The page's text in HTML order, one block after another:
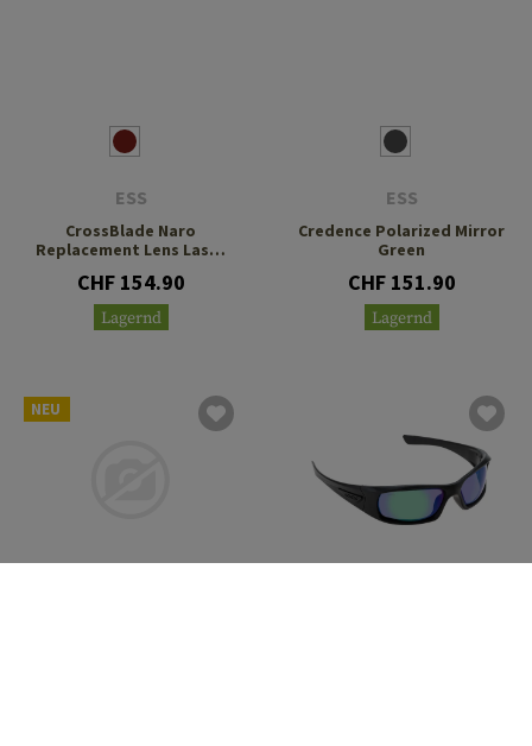
ESS
CrossBlade Naro
Replacement Lens Laser
CHF 154.90
Lagernd
ESS
Credence Polarized Mirror
Green
CHF 151.90
Lagernd
NEU